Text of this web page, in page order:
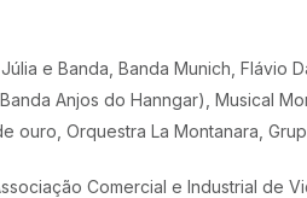
e Banda, Banda Munich, Flávio
Anjos do Hanngar), Musical
Orquestra La Montanara,
Comercial e Industrial de